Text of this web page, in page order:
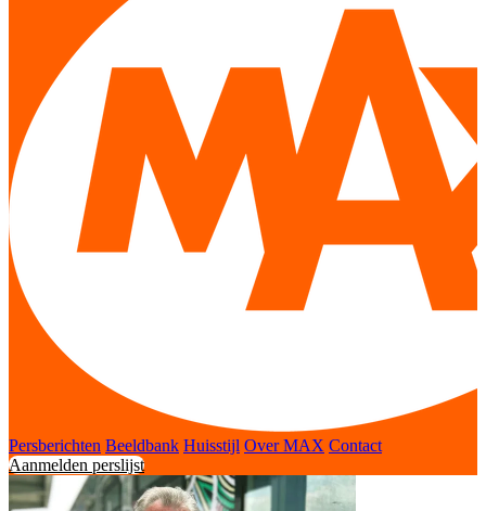
Persberichten Beeldbank Huisstijl Over MAX Contact
Aanmelden perslijst